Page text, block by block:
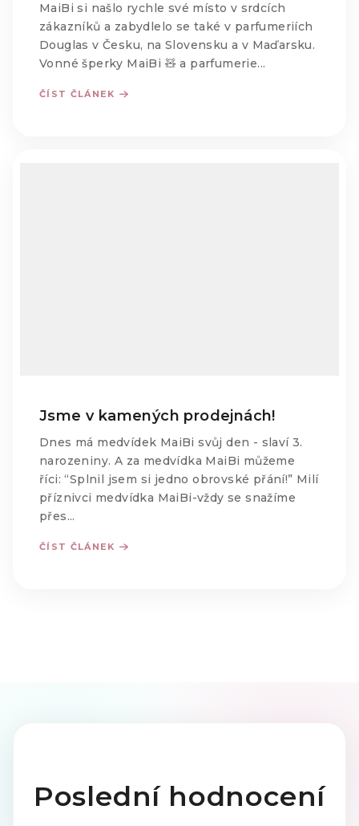
MaiBi si našlo rychle své místo v srdcích
zákazníků a zabydlelo se také v parfumeriích
Douglas v Česku, na Slovensku a v Maďarsku.
Vonné šperky MaiBi 🧸 a parfumerie...
ČÍST ČLÁNEK
Jsme v kamených prodejnách!
Dnes má medvídek MaiBi svůj den - slaví 3.
narozeniny. A za medvídka MaiBi můžeme
říci: “Splnil jsem si jedno obrovské přání!” Milí
příznivci medvídka MaiBi-vždy se snažíme
přes...
ČÍST ČLÁNEK
Poslední hodnocení